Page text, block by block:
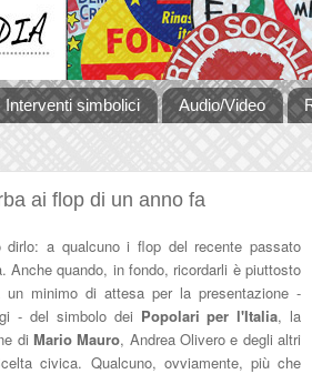
Interventi simbolici Audio/Video
ai flop di un anno fa
dirlo: a qualcuno i flop del recente passato
Anche quando, in fondo, ricordarli è piuttosto
un minimo di attesa per la presentazione -
- del simbolo dei Popolari per l'Italia, la
di Mario Mauro, Andrea Olivero e degli altri
civica. Qualcuno, ovviamente, più che